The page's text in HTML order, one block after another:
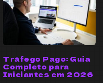
Tráfego Pago: Guia
Completo para
Iniciantes em 2026